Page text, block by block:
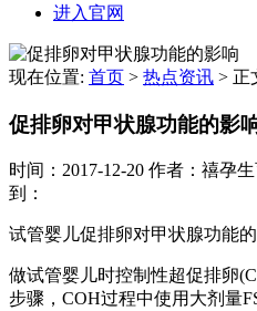
进入官网
现在位置: 首页 > 热点资讯 > 正
促排卵对甲状腺功能的影
时间：2017-12-20 作者：禧孕
到：
试管婴儿促排卵对甲状腺功能
做试管婴儿时控制性超促排卵
步骤，COH过程中使用大剂量